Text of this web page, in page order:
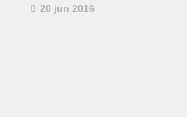
20 jun 2016